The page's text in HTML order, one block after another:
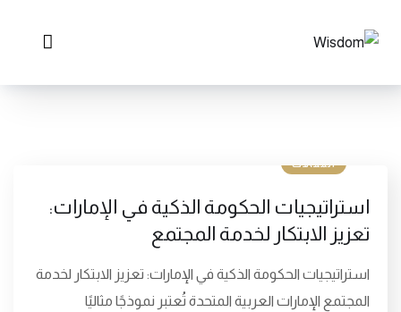
المقالات
استراتيجيات الحكومة الذكية في الإمارات:
تعزيز الابتكار لخدمة المجتمع
استراتيجيات الحكومة الذكية في الإمارات: تعزيز الابتكار لخدمة
المجتمع الإمارات العربية المتحدة تُعتبر نموذجًا مثاليًا